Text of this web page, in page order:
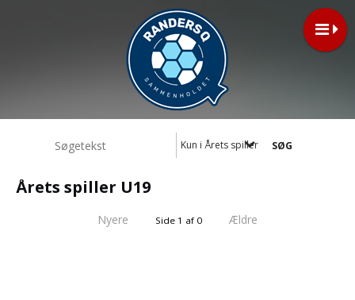
Kun i Årets spiller U19
Årets spiller U19
Nyere Side 1 af 0 Ældre